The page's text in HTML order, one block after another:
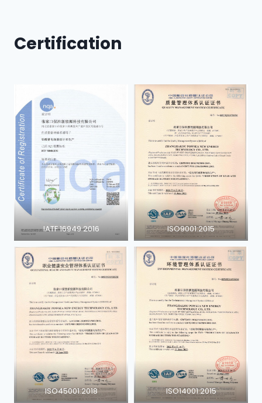
Certification
IATF 16949 2016 ISO9001:2015
ISO45001:2018 ISO14001:2015